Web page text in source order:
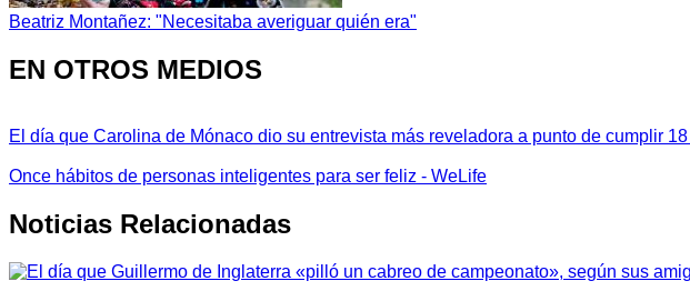
Beatriz Montañez: "Necesitaba averiguar quién era"
EN OTROS MEDIOS
El día que Carolina de Mónaco dio su entrevista más reveladora a punto de cumplir
Once hábitos de personas inteligentes para ser feliz - WeLife
Noticias Relacionadas